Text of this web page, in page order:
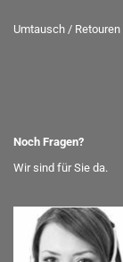
Umtausch / Retouren
Noch Fragen?
Wir sind für Sie da.